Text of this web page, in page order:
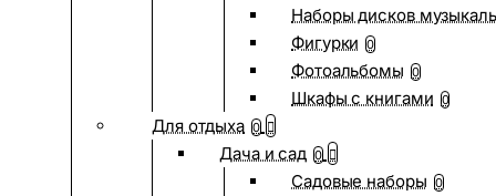
Наборы дисков
Фигурки 0
Фотоальбомы 0
Шкафы с книгами 0
Для отдыха 0
Дача и сад 0
Садовые наборы 0